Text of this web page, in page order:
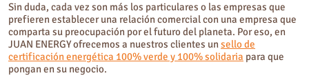
Sin duda, cada vez son más los particulares o las empresas que
prefieren establecer una relación comercial con una empresa que
comparta su preocupación por el futuro del planeta. Por eso, en
JUAN ENERGY ofrecemos a nuestros clientes unsello de
certificación energética 100% verde y 100% solidaria para que
pongan en su negocio.